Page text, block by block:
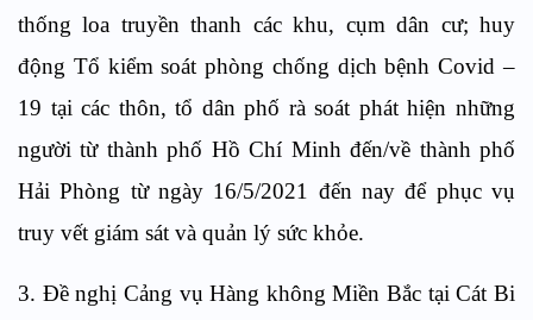
thống loa truyền thanh các khu, cụm dân cư; huy
động Tổ kiểm soát phòng chống dịch bệnh Covid –
19 tại các thôn, tổ dân phố rà soát phát hiện những
người từ thành phố Hồ Chí Minh đến/về thành phố
Hải Phòng từ ngày 16/5/2021 đến nay để phục vụ
truy vết giám sát và quản lý sức khỏe.
3. Đề nghị Cảng vụ Hàng không Miền Bắc tại Cát Bi